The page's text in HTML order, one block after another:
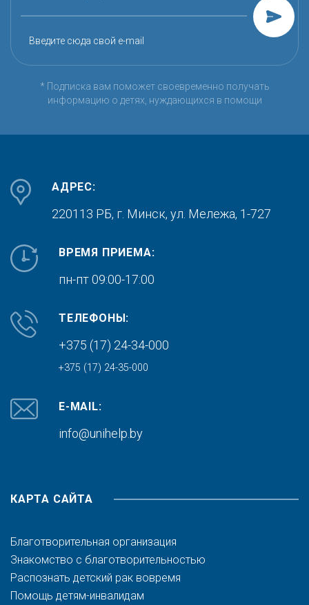
Введите сюда свой e-mail
* Подписка вам поможет своевременно получать
информацию о детях, нуждающихся в помощи
АДРЕС:
220113 РБ, г. Минск, ул. Мележа, 1-727
ВРЕМЯ ПРИЕМА:
пн-пт 09:00-17:00
ТЕЛЕФОНЫ:
+375 (17) 24-34-000
+375 (17) 24-35-000
E-MAIL:
info@unihelp.by
КАРТА САЙТА
Благотворительная организация
Знакомство с благотворительностью
Распознать детский рак вовремя
Помощь детям-инвалидам